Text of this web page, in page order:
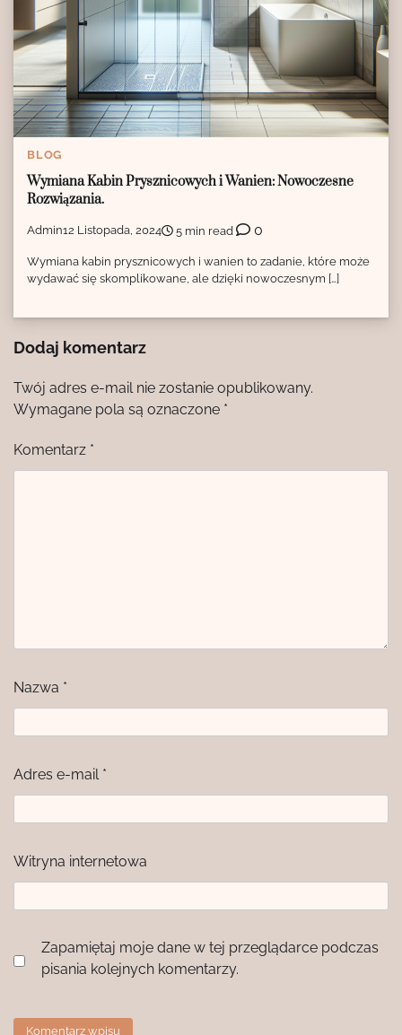
BLOG
Wymiana Kabin Prysznicowych i Wanien: Nowoczesne
Rozwiązania.
Admin12 Listopada, 2024 5 min read 0
Wymiana kabin prysznicowych i wanien to zadanie, które może
wydawać się skomplikowane, ale dzięki nowoczesnym […]
Dodaj komentarz
Twój adres e-mail nie zostanie opublikowany.
Wymagane pola są oznaczone *
Komentarz *
Nazwa *
Adres e-mail *
Witryna internetowa
Zapamiętaj moje dane w tej przeglądarce podczas
pisania kolejnych komentarzy.